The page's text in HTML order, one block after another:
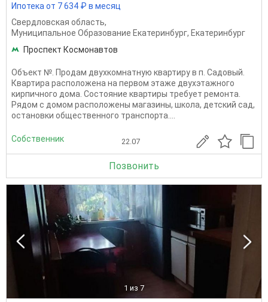
Ипотека от 7 634 ₽ в месяц
Свердловская область,
Муниципальное Образование Екатеринбург, Екатеринбург
Проспект Космонавтов
Объект №. Продам двухкомнатную квартиру в п. Садовый.
Квартира расположена на первом этаже двухэтажного
кирпичного дома. Состояние квартиры требует ремонта.
Рядом с домом расположены магазины, школа, детский сад,
остановки общественного транспорта....
Собственник 22.07
Позвонить
1 из 7